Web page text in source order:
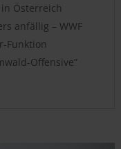
Österreich
anfällig – WWF
Funktion
Offensive”